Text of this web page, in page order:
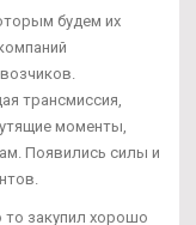
будем их
трансмиссия,
моменты,
Появились силы и
закупил хорошо